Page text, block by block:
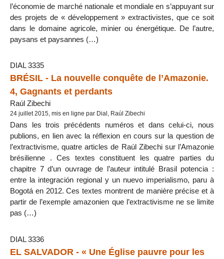
l’économie de marché nationale et mondiale en s’appuyant sur
des projets de « développement » extractivistes, que ce soit
dans le domaine agricole, minier ou énergétique. De l’autre,
paysans et paysannes (…)
DIAL 3335
BRÉSIL - La nouvelle conquête de l’Amazonie.
4, Gagnants et perdants
Raúl Zibechi
24 juillet 2015, mis en ligne par Dial, Raúl Zibechi
Dans les trois précédents numéros et dans celui-ci, nous
publions, en lien avec la réflexion en cours sur la question de
l’extractivisme, quatre articles de Raúl Zibechi sur l’Amazonie
brésilienne . Ces textes constituent les quatre parties du
chapitre 7 d’un ouvrage de l’auteur intitulé Brasil potencia :
entre la integración regional y un nuevo imperialismo, paru à
Bogotá en 2012. Ces textes montrent de manière précise et à
partir de l’exemple amazonien que l’extractivisme ne se limite
pas (…)
DIAL 3336
EL SALVADOR - « Une Église pauvre pour les